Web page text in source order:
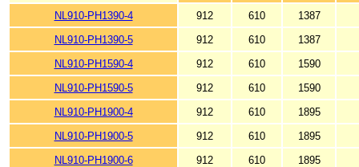
NL910-PH1390-4
912 610
1387
NL910-PH1390-5
912 610
1387
NL910-PH1590-4
912 610
1590
NL910-PH1590-5
912 610
1590
NL910-PH1900-4
912 610
1895
NL910-PH1900-5
912 610
1895
NL910-PH1900-6
912 610
1895